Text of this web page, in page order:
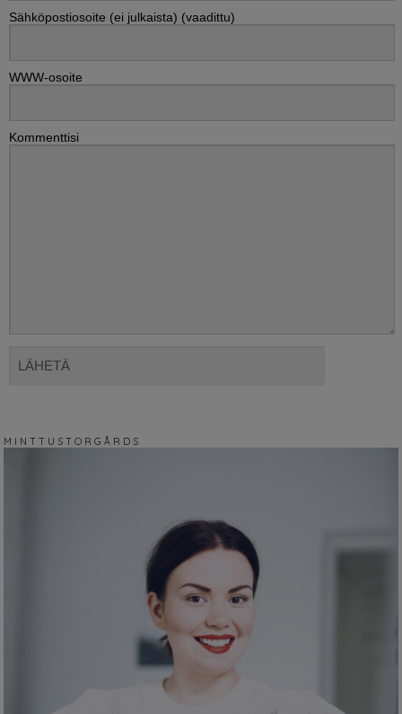
Sähköpostiosoite (ei julkaista) (vaadittu)
WWW-osoite
Kommenttisi
M I N T T U S T O R G Å R D S